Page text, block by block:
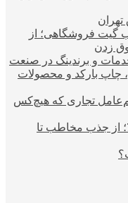
گیت فروشگاهی؛ از
زدن
و برندینگ در صنعت
چاپ بارکد و محصولات
تجاری که هیچ‌کس
خدمات شبکه‌های اجتماعی 7Panel؛ از جذب مخاطب تا